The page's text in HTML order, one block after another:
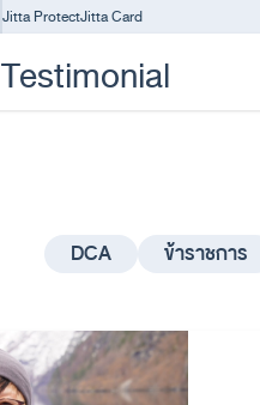
Jitta ProtectJitta Card
Testimonial
DCA ข้าราชการ